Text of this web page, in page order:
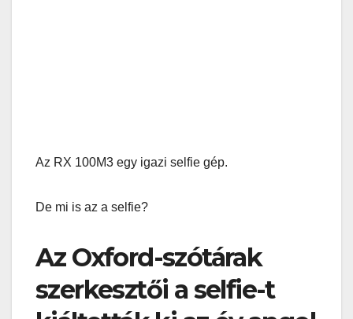
Az RX 100M3 egy igazi selfie gép.
De mi is az a selfie?
Az Oxford-szótárak
szerkesztői a selfie-t